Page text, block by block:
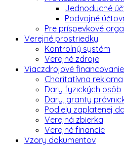
Jednoduché
Podvojné
Pre príspevkové
Verejné prostriedky
Kontrolný systém
Verejné zdroje
Viaczdrojové financovanie
Charitatívna reklama
Dary fyzických osôb
Dary, granty
Podiely zaplatenej
Verejná zbierka
Verejné financie
Vzory dokumentov